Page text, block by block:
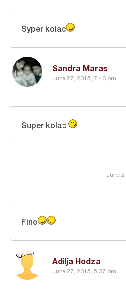
Sandra Maras
June 27, 2015, 7:46 pm
Syper kolac
June
Super kolac
Adilja Hodza
June 27, 2015, 5:37 pm
Fino